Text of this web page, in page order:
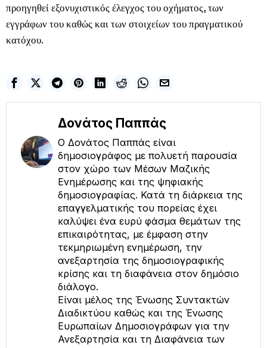
προηγηθεί εξονυχιστικός έλεγχος του οχήματος, των
εγγράφων του καθώς και των στοιχείων του πραγματικού
κατόχου.
Δονάτος Παππάς
Ο Δονάτος Παππάς είναι
δημοσιογράφος με πολυετή παρουσία
στον χώρο των Μέσων Μαζικής
Ενημέρωσης και της ψηφιακής
δημοσιογραφίας. Κατά τη διάρκεια της
επαγγελματικής του πορείας έχει
καλύψει ένα ευρύ φάσμα θεμάτων της
επικαιρότητας, με έμφαση στην
τεκμηριωμένη ενημέρωση, την
ανεξαρτησία της δημοσιογραφικής
κρίσης και τη διαφάνεια στον δημόσιο
διάλογο.
Είναι μέλος της Ένωσης Συντακτών
Διαδικτύου καθώς και της Ένωσης
Ευρωπαίων Δημοσιογράφων για την
Ανεξαρτησία και τη Διαφάνεια των